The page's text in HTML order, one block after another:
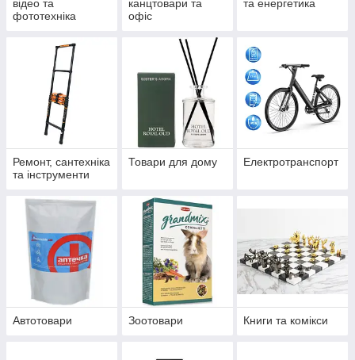
відео та
фототехніка
канцтовари та
офіс
та енергетика
Ремонт, сантехніка
та інструменти
Товари для дому Електротранспорт
Автотовари Зоотовари Книги та комікси